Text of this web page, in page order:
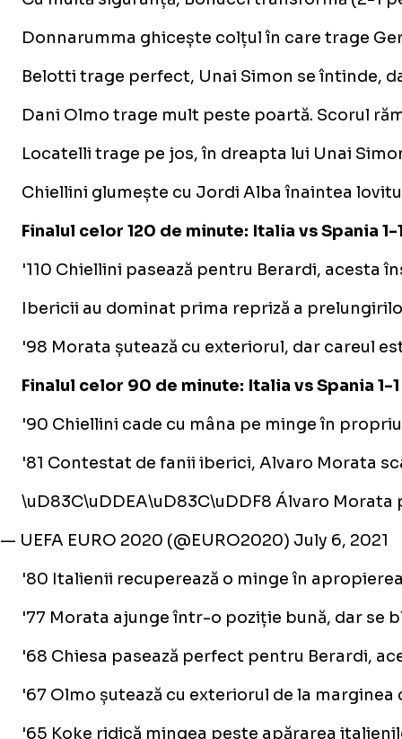
Donnarumma ghicește colțul în care trage
Belotti trage perfect, Unai Simon se întinde,
Dani Olmo trage mult peste poartă. Scorul
Locatelli trage pe jos, în dreapta lui Unai
Chiellini glumește cu Jordi Alba înaintea
Finalul celor 120 de minute: Italia vs Spania
'110 Chiellini pasează pentru Berardi, acesta
Ibericii au dominat prima repriză a
'98 Morata șutează cu exteriorul, dar careul
Finalul celor 90 de minute: Italia vs Spania
'90 Chiellini cade cu mâna pe minge în
'81 Contestat de fanii iberici, Alvaro Morata
\uD83C\uDDEA\uD83C\uDDF8 Álvaro Morata
— UEFA EURO 2020 (@EURO2020) July 6, 2021
'80 Italienii recuperează o minge în
'77 Morata ajunge într-o poziție bună, dar se
'68 Chiesa pasează perfect pentru Berardi,
'67 Olmo șutează cu exteriorul de la
'65 Koke ridică mingea peste apărarea